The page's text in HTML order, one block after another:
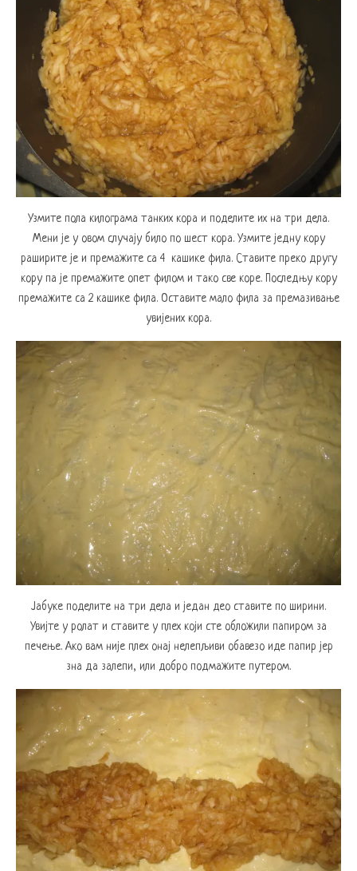
Узмите пола килограма танких кора и поделите их на три дела.
Мени је у овом случају било по шест кора. Узмите једну кору
раширите је и премажите са 4 кашике фила. Ставите преко другу
кору па је премажите опет филом и тако све коре. Последњу кору
премажите са 2 кашике фила. Оставите мало фила за премазивање
увијених кора.
Јабуке поделите на три дела и један део ставите по ширини.
Увијте у ролат и ставите у плех који сте обложили папиром за
печење. Ако вам није плех онај нелепљиви обавезо иде папир јер
зна да залепи, или добро подмажите путером.